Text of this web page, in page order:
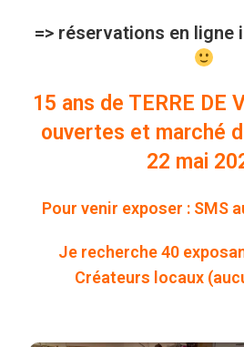
=> réservations en ligne
15 ans de TERRE DE
ouvertes et marché
22 mai
Pour venir exposer : SMS
Je recherche 40
Créateurs locaux